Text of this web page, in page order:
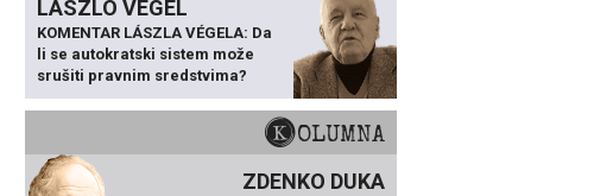
LÁSZLÓ VÉGEL
KOMENTAR LÁSZLA VÉGELA: Da
li se autokratski sistem može
srušiti pravnim sredstvima?
KOLUMNA
ZDENKO DUKA